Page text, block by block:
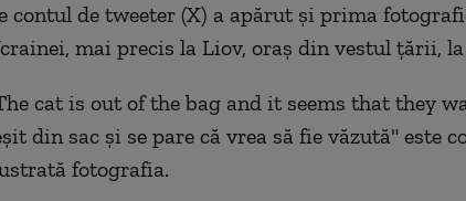
contul de tweeter (X) a apărut și prima
mai precis la Liov, oraș din vestul țării,
cat is out of the bag and it seems that they
din sac și se pare că vrea să fie văzută" este
fotografia.